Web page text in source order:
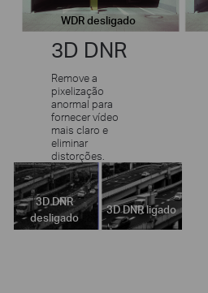
WDR desligado
3D DNR
Remove a
pixelização
anormal para
fornecer vídeo
mais claro e
eliminar
distorções.
3D DNR
desligado
3D DNR ligado